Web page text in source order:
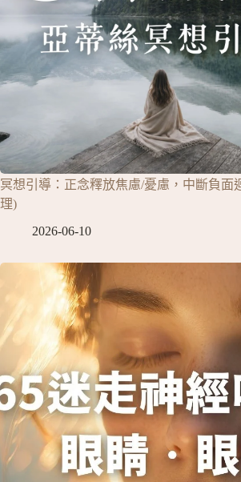
冥想引導：正念釋放焦慮/憂慮，中斷負面
理)
2026-06-10